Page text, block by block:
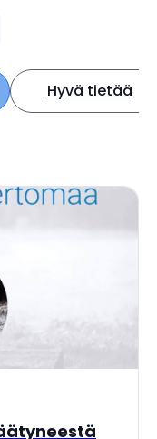
Hyvä tietää